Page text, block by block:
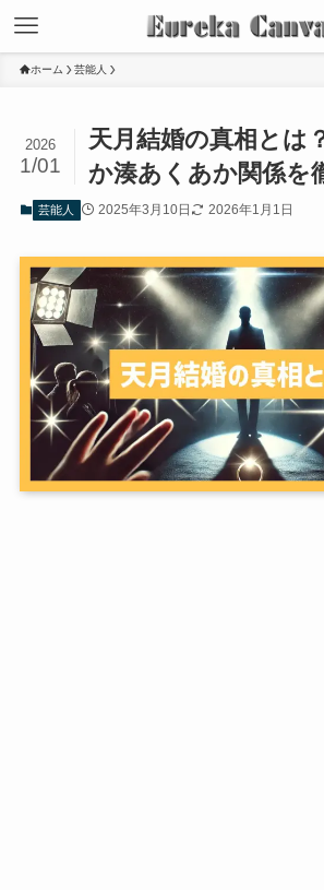
ホーム 芸能人
天月結婚の真相とは
か湊あくあか関係を
2026
1/01
芸能人 2025年3月10日 2026年1月1日